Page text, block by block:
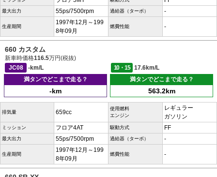
最大出力 55ps/7500rpm 過給器（ターボ） -
生産期間
1997年12月～199
8年09月
燃費性能 -
660 カスタム
新車時価格116.5万円(税抜)
JC08
-km/L 10・15
17.6km/L
満タンでどこまで走る？
-km
満タンでどこまで走る？
563.2km
排気量 659cc
使用燃料
エンジン
レギュラー
ガソリン
ミッション フロア4AT 駆動方式 FF
最大出力 55ps/7500rpm 過給器（ターボ） -
生産期間
1997年12月～199
8年09月
燃費性能 -